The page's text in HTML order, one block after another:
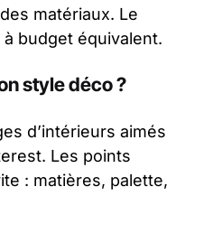
matériaux. Le
budget équivalent.
style déco ?
d’intérieurs aimés
Les points
: matières, palette,